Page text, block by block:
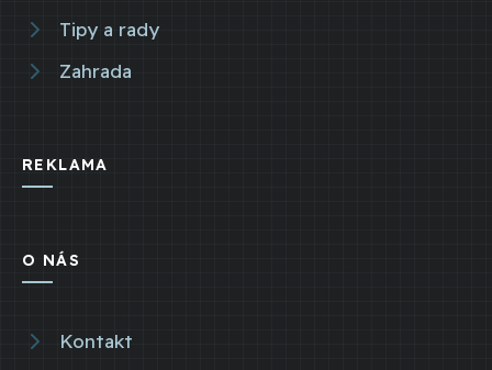
Tipy a rady
Zahrada
REKLAMA
O NÁS
Kontakt